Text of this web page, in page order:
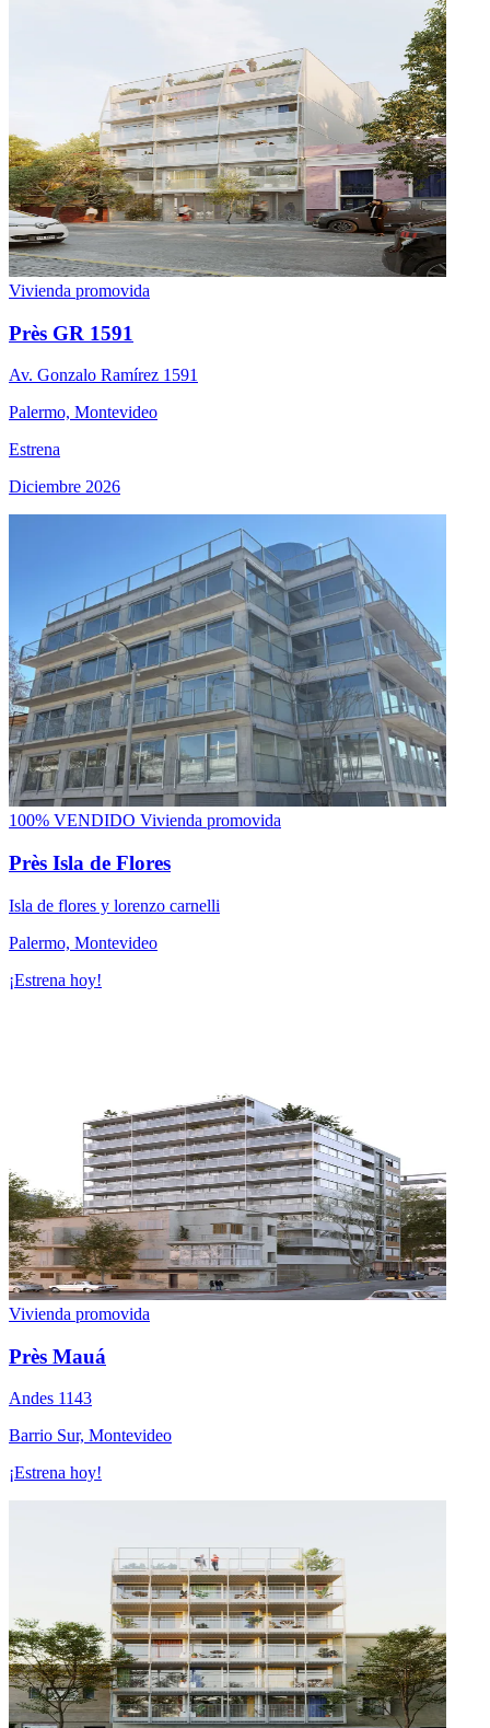
Vivienda promovida
Près GR 1591
Av. Gonzalo Ramírez 1591
Palermo, Montevideo
Estrena
Diciembre 2026
100% VENDIDO Vivienda promovida
Près Isla de Flores
Isla de flores y lorenzo carnelli
Palermo, Montevideo
¡Estrena hoy!
Vivienda promovida
Près Mauá
Andes 1143
Barrio Sur, Montevideo
¡Estrena hoy!